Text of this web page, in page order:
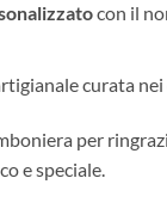
con il
curata
per
e speciale.